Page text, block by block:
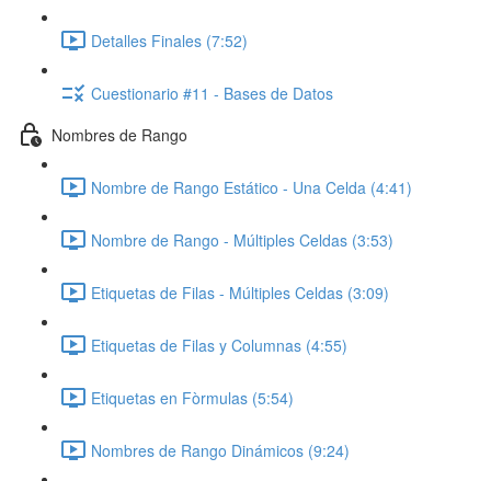
Detalles Finales (7:52)
Cuestionario #11 - Bases de Datos
Nombres de Rango
Nombre de Rango Estático - Una Celda (4:41)
Nombre de Rango - Múltiples Celdas (3:53)
Etiquetas de Filas - Múltiples Celdas (3:09)
Etiquetas de Filas y Columnas (4:55)
Etiquetas en Fòrmulas (5:54)
Nombres de Rango Dinámicos (9:24)